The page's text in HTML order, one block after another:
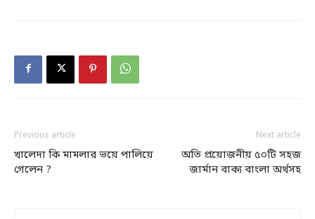
Previous article
খালেদা কি মামলার ভয়ে পালিয়ে
গেলেন ?
Next article
অতি প্রয়োজনীয় ৫০টি সহজ
জার্মান বাক্য বাংলা অর্থসহ